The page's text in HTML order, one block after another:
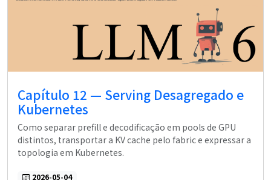
Capítulo 12 — Serving Desagregado e
Kubernetes
Como separar prefill e decodificação em pools de GPU
distintos, transportar a KV cache pelo fabric e expressar a
topologia em Kubernetes.
2026-05-04